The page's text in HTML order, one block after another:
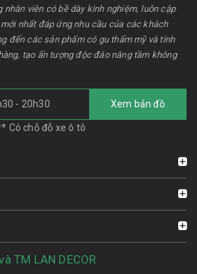
nhân viên có bề dày kinh nghiệm, luôn cập
nhất đáp ứng nhu cầu của các khách
đến các sản phẩm có gu thẩm mỹ và tính
tạo ấn tượng độc đáo nâng tầm không
- 20h30 Xem bản đồ
Có chỗ đỗ xe ô tô
TM LAN DECOR